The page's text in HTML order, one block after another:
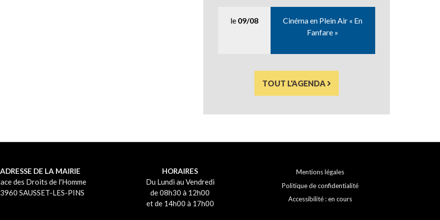
le 09/08
Cinéma en Plein Air « En
Fanfare »
TOUT L'AGENDA
ADRESSE DE LA MAIRIE
des Droits de l'Homme
SAUSSET-LES-PINS
HORAIRES
Du Lundi au Vendredi
de 08h30 à 12h00
et de 14h00 à 17h00
Mentions légales
Politique de confidentialité
Accessibilité : en cours